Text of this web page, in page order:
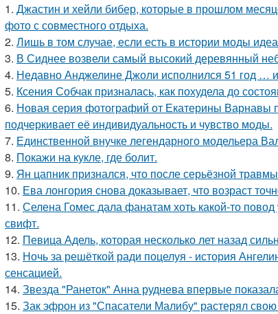
1. Джастин и хейли бибер, которые в прошлом
фото с совместного отдыха.
2. Лишь в том случае, если есть в истории моды
3. В Сиднее возвели самый высокий деревянный
4. Недавно Анджелине Джоли исполнился 51 год … и
5. Ксения Собчак призналась, как похудела до
6. Новая серия фотографий от Екатерины Варнавы
подчеркивает её индивидуальность и чувство моды.
7. Единственной внучке легендарного модельера
8. Покажи на кукле, где болит.
9. Ян цапник признался, что после серьёзной
10. Ева лонгория снова доказывает, что возраст
11. Селена Гомес дала фанатам хоть какой-то
свифт.
12. Певица Адель, которая несколько лет назад
13. Ночь за решёткой ради поцелуя - история
сенсацией.
14. Звезда "Ранеток" Анна руднева впервые
15. Зак эфрон из "Спасатели Малибу" растерял